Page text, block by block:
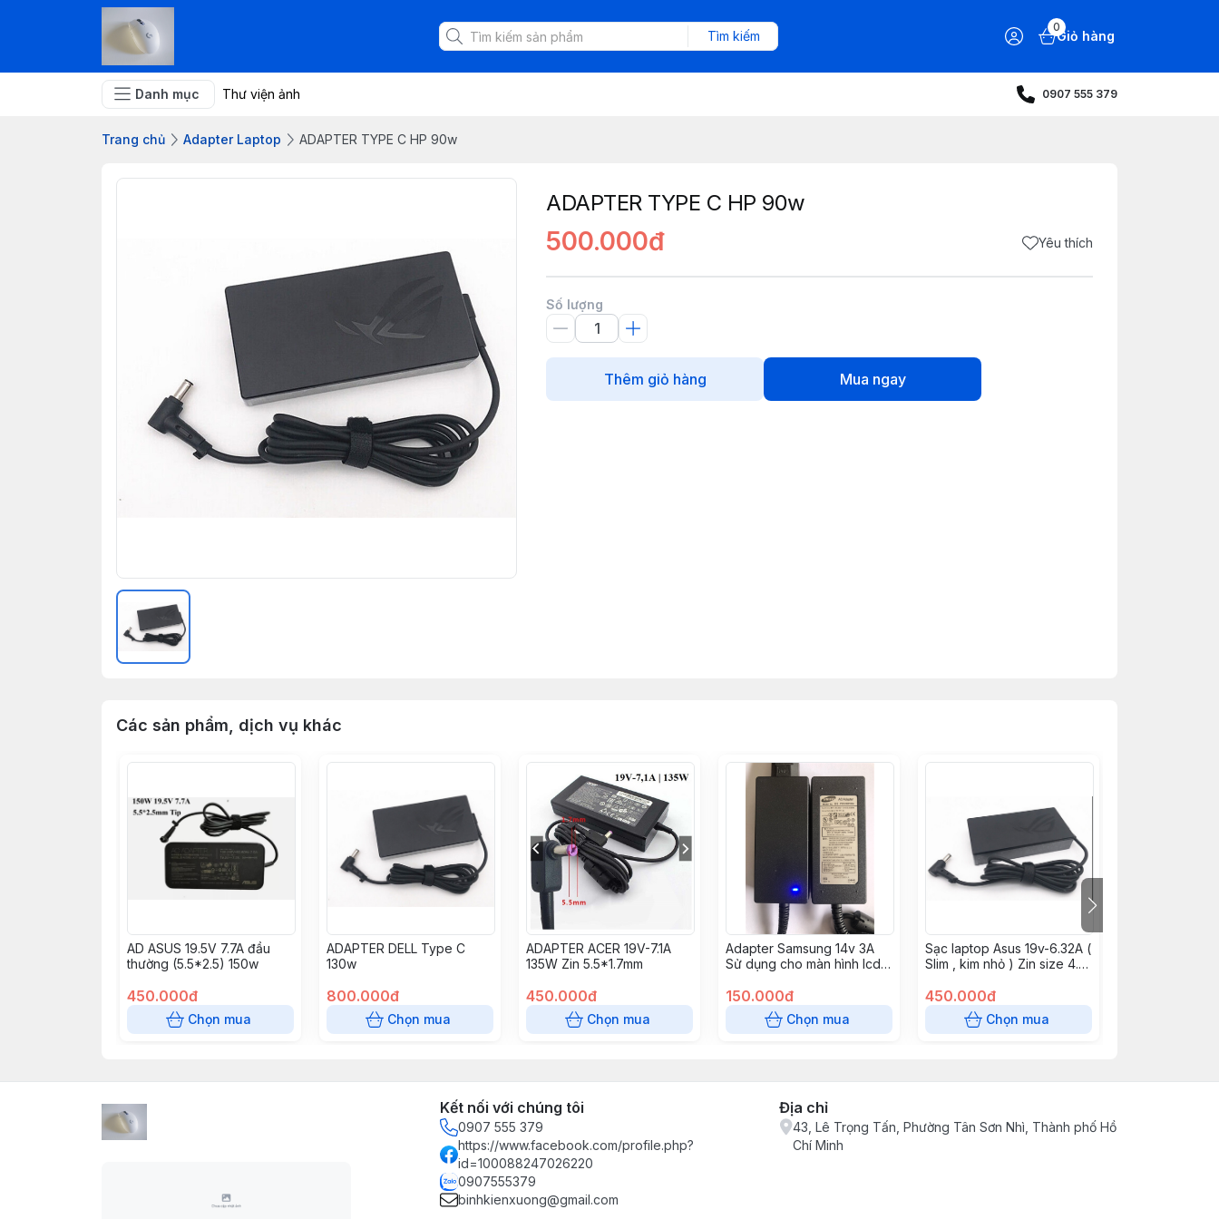
Tìm kiếm
0
Giỏ hàng
Danh mục Thư viện ảnh 0907 555 379
Trang chủ Adapter Laptop ADAPTER TYPE C HP 90w
ADAPTER TYPE C HP 90w
500.000đ Yêu thích
Số lượng
Thêm giỏ hàng Mua ngay
Các sản phẩm, dịch vụ khác
AD ASUS 19.5V 7.7A đầu
thường (5.5*2.5) 150w
450.000đ
Chọn mua
ADAPTER DELL Type C
130w
800.000đ
Chọn mua
ADAPTER ACER 19V-7.1A
135W Zin 5.5*1.7mm
450.000đ
Chọn mua
Adapter Samsung 14v 3A
Sử dụng cho màn hình lcd
150.000đ
Chọn mua
Sạc laptop Asus 19v-6.32A (
Slim , kim nhỏ ) Zin size 4.5
450.000đ
Chọn mua
Kết nối với chúng tôi
0907 555 379
https://www.facebook.com/profile.php?
id=100088247026220
0907555379
binhkienxuong@gmail.com
Địa chỉ
43, Lê Trọng Tấn, Phường Tân Sơn Nhì, Thành phố Hồ
Chí Minh